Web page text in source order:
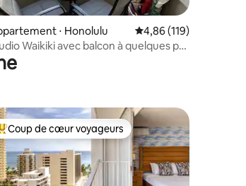
sur la base de 82 commentaires : 4,91 sur 5
⋅ Honolulu Évaluation moyenne
4,86 (119)
Waikiki avec balcon à quelques pas
plage
de cœur voyageurs les plus appréciés
Coup de cœur voyageurs